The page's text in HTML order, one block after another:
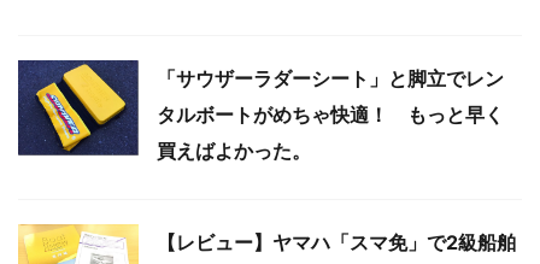
「サウザーラダーシート」と脚立でレン
タルボートがめちゃ快適！ もっと早く
買えばよかった。
【レビュー】ヤマハ「スマ免」で2級船舶